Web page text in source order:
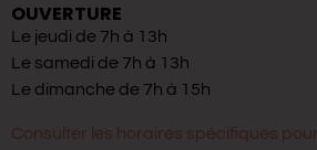
OUVERTURE
Le jeudi de 7h à 13h
Le samedi de 7h à 13h
Le dimanche de 7h à 15h
Consulter les horaires spécifiques